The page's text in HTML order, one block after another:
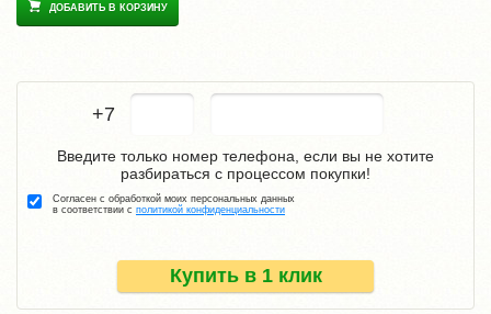
ДОБАВИТЬ В КОРЗИНУ
+7
Купить в 1 клик
Введите только номер телефона, если вы не хотите
разбираться с процессом покупки!
Согласен с обработкой моих персональных данных
в соответствии с политикой конфиденциальности